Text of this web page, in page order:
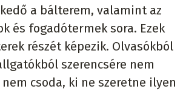
a bálterem, valamint az
és fogadótermek sora. Ezek
részét képezik. Olvasókból
szerencsére nem
csoda, ki ne szeretne ilyen